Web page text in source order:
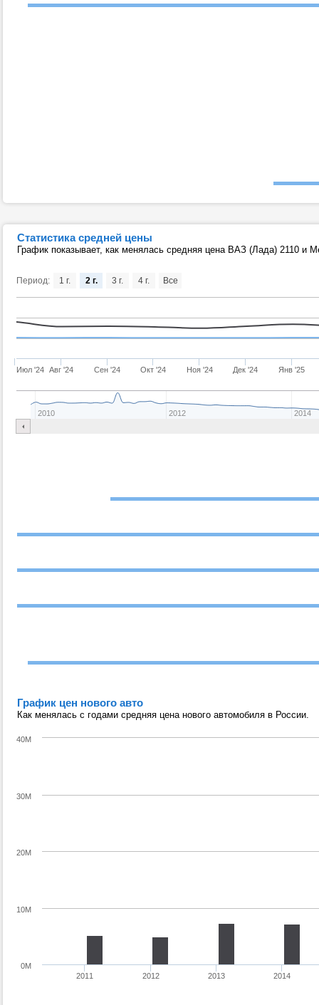
Статистика средней цены
График показывает, как менялась средняя цена ВАЗ (Лада) 2110 и
Период:
Июл '24 Авг '24 Сен '24 Окт '24 Ноя '24 Дек '24 Янв '25
2010 2012 2014
1 г. 2 г. 3 г. 4 г. Все
График цен нового авто
Как менялась с годами средняя цена нового автомобиля в России.
2011 2012 2013 2014
0M
10M
20M
30M
40M